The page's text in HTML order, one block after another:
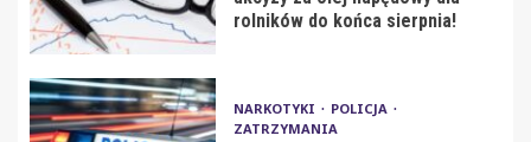
rolników do końca sierpnia!
NARKOTYKI
POLICJA
ZATRZYMANIA